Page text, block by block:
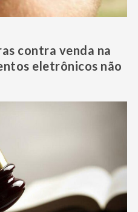
contra venda na
eletrônicos não